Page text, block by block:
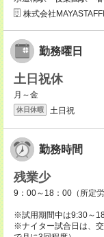
株式会社
勤務曜日
土日祝休
月～金
休日休暇 土日祝
勤務時間
残業少
9：00～18：00（所定
※試用期間中は9:30～
※ナイター試合日は、